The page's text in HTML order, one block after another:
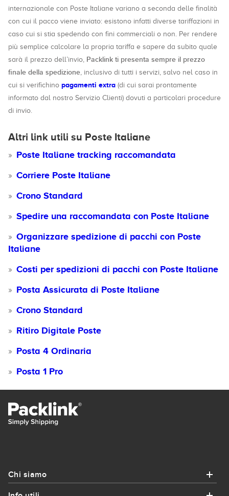
internazionale con Poste Italiane variano a seconda delle finalità
con cui il pacco viene inviato: esistono infatti diverse tariffazioni in
caso cui si stia spedendo con fini commerciali o non. Per rendere
più semplice calcolare la propria tariffa e sapere da subito quale
sarà il prezzo dell’invio, Packlink ti presenta sempre il prezzo
finale della spedizione, inclusivo di tutti i servizi, salvo nel caso in
cui si verifichino pagamenti extra (di cui sarai prontamente
informato dal nostro Servizio Clienti) dovuti a particolari procedure
di invio.
Altri link utili su Poste Italiane
Poste Italiane tracking raccomandata
Corriere Poste Italiane
Crono Standard
Spedire una raccomandata con Poste Italiane
Organizzare spedizione di pacchi con Poste
Italiane
Costi per spedizioni di pacchi con Poste Italiane
Posta Assicurata di Poste Italiane
Crono Standard
Ritiro Digitale Poste
Posta 4 Ordinaria
Posta 1 Pro
Chi siamo